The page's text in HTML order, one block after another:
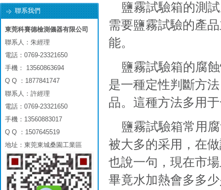
鹽霧試驗箱的測
需要鹽霧試驗的產
能。
鹽霧試驗箱的腐
是一種定性判斷方
品。這種方法多用
鹽霧試驗箱常用
被大多的采用，在
也說一句，現在市
畢竟水加熱會多多
聯系我們
東莞科賽德檢測儀器有限公司
聯系人：朱經理
電話：0769-23321650
手機： 13560863694
Q Q ：1877841747
聯系人：許經理
電話：0769-23321650
手機：13560883017
Q Q ：1507645519
地址：東莞東城桑園工業區